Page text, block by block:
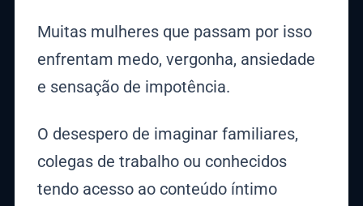
Muitas mulheres que passam por isso
enfrentam medo, vergonha, ansiedade
e sensação de impotência.
O desespero de imaginar familiares,
colegas de trabalho ou conhecidos
tendo acesso ao conteúdo íntimo